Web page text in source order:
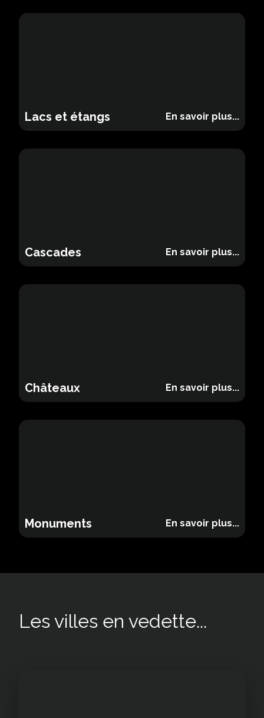
Lacs et étangs
Lacs
et
étangs
En savoir plus...
Cascades Cascades
En savoir plus...
Châteaux Châteaux
En savoir plus...
Monuments Monuments
En savoir plus...
Les villes en vedette...